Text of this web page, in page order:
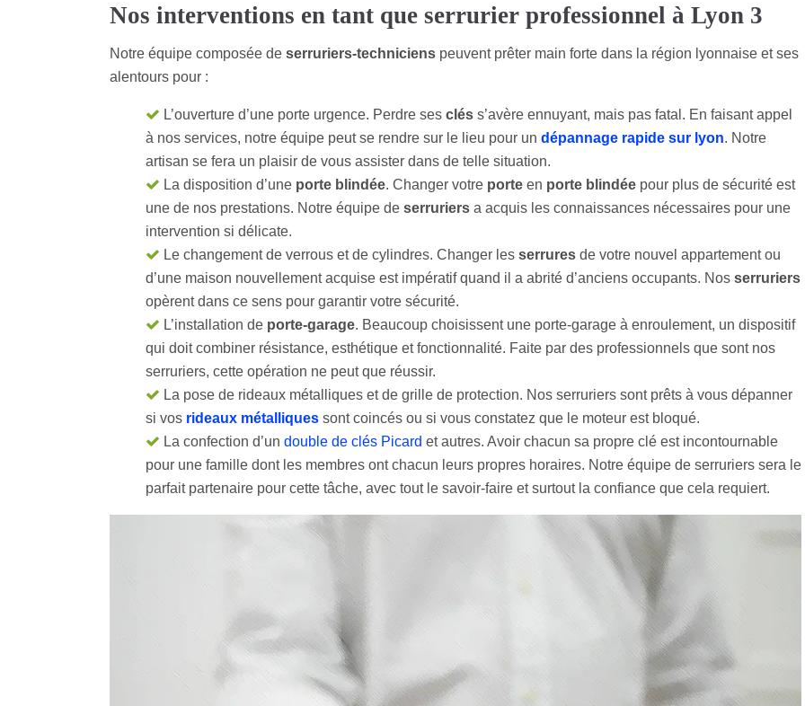
Nos interventions en tant que serrurier professionnel à Lyon 3
Notre équipe composée de serruriers-techniciens peuvent prêter main forte dans la région lyonnaise et ses
alentours pour :
L’ouverture d’une porte urgence. Perdre ses clés s’avère ennuyant, mais pas fatal. En faisant appel
à nos services, notre équipe peut se rendre sur le lieu pour un dépannage rapide sur lyon. Notre
artisan se fera un plaisir de vous assister dans de telle situation.
La disposition d’une porte blindée. Changer votre porte en porte blindée pour plus de sécurité est
une de nos prestations. Notre équipe de serruriers a acquis les connaissances nécessaires pour une
intervention si délicate.
Le changement de verrous et de cylindres. Changer les serrures de votre nouvel appartement ou
d’une maison nouvellement acquise est impératif quand il a abrité d’anciens occupants. Nos serruriers
opèrent dans ce sens pour garantir votre sécurité.
L’installation de porte-garage. Beaucoup choisissent une porte-garage à enroulement, un dispositif
qui doit combiner résistance, esthétique et fonctionnalité. Faite par des professionnels que sont nos
serruriers, cette opération ne peut que réussir.
La pose de rideaux métalliques et de grille de protection. Nos serruriers sont prêts à vous dépanner
si vos rideaux métalliques sont coincés ou si vous constatez que le moteur est bloqué.
La confection d’un double de clés Picard et autres. Avoir chacun sa propre clé est incontournable
pour une famille dont les membres ont chacun leurs propres horaires. Notre équipe de serruriers sera le
parfait partenaire pour cette tâche, avec tout le savoir-faire et surtout la confiance que cela requiert.